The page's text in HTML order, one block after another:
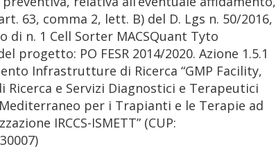
63, comma 2, lett. B) del D. Lgs n. 50/2016,
di n. 1 Cell Sorter MACSQuant Tyto
progetto: PO FESR 2014/2020. Azione 1.5.1
Infrastrutture di Ricerca “GMP Facility,
Ricerca e Servizi Diagnostici e Terapeutici
per i Trapianti e le Terapie ad
IRCCS-ISMETT” (CUP: